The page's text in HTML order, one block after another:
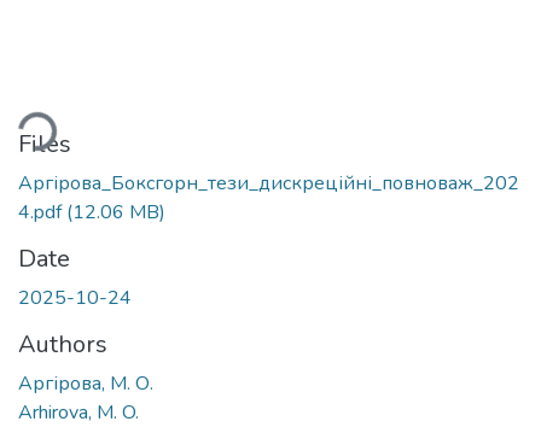
Files
Аргірова_Боксгорн_тези_дискреційні_повноваж_202
4.pdf(12.06 MB)
Date
2025-10-24
Authors
Аргірова, М. О.
Arhirova, M. O.